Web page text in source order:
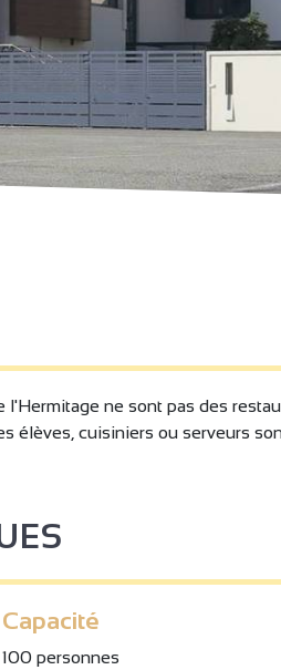
ne sont pas des
élèves, cuisiniers ou serveurs
Capacité
100 personnes